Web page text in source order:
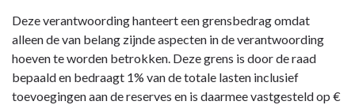
Deze verantwoording hanteert een grensbedrag omdat
alleen de van belang zijnde aspecten in de verantwoording
hoeven te worden betrokken. Deze grens is door de raad
bepaald en bedraagt 1% van de totale lasten inclusief
toevoegingen aan de reserves en is daarmee vastgesteld op €